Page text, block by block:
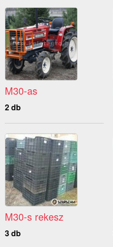
M30-as
2 db
M30-s rekesz
3 db